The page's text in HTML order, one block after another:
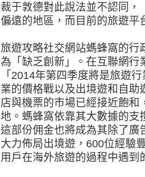
裁于敦德對此說法並不認同
偏遠的地區，而目前的旅遊平
旅遊攻略社交網站螞蜂窩的
為「缺乏創新」。在互聯網行
「2014年第四季度將是旅遊
業的價格戰以及出境遊和自
店與機票的市場已經接近飽
地。螞蜂窩依靠其大數據的支
這部份佣金也將成為其除了廣
大力佈局出境遊，600位經驗
用戶在海外旅遊的過程中遇到